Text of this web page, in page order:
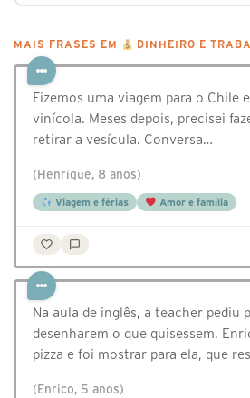
MAIS FRASES EM DINHEIRO E
Fizemos uma viagem para o Chile
vinícola. Meses depois, precisei
retirar a vesícula. Conversa…
(Henrique, 8 anos)
Viagem e férias Amor e família
Na aula de inglês, a teacher pediu
desenharem o que quisessem.
pizza e foi mostrar para ela, que
(Enrico, 5 anos)